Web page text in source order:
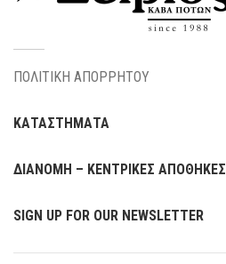
ΠΟΛΙΤΙΚΗ ΑΠΟΡΡΗΤΟΥ
ΚΑΤΑΣΤΗΜΑΤΑ
ΔΙΑΝΟΜΗ – ΚΕΝΤΡΙΚΕΣ ΑΠΟΘΗΚΕΣ
SIGN UP FOR OUR NEWSLETTER